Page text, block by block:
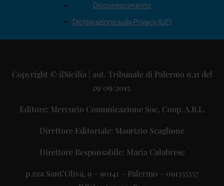
Disconoscimento
Dichiarazione sulla Privacy (UE)
Copyright © ilSicilia | aut. Tribunale di Palermo n.11 del
29/09/2015
Editore: Mercurio Comunicazione Soc. Coop. A.R.L.
Direttore Editoriale: Maurizio Scaglione
Direttore Responsabile: Maria Calabrese
p.zza Sant’Oliva, 9 – 90141 – Palermo – 091335557